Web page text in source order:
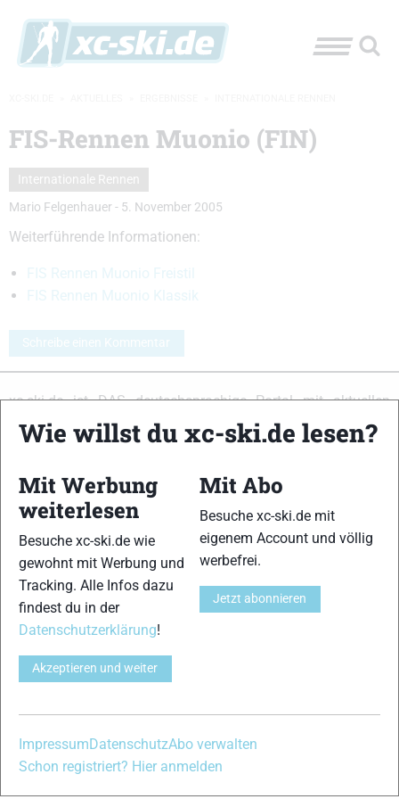
FIS-Rennen Muonio (FIN)
Internationale Rennen
Mario Felgenhauer - 5. November 2005
Weiterführende Informationen:
FIS Rennen Muonio Freistil
FIS Rennen Muonio Klassik
Schreibe einen Kommentar
xc-ski.de ist DAS deutschsprachige Portal mit aktuellen
News aus dem Skilanglauf, Biathlon und der Nordischen
Kombination, einer Loipendatenbank,Langlauf-Community
wissen solltest.
-Anfänger oder Profi-Sportler, wir haben
immer ein offenes Ohr für dich! Du kannst uns jederzeit über
dasKontaktformularerreichen.
Partner
xc-ski.de in Social Media
instagramfacebookspotify x
Wie willst du xc-ski.de lesen?
Mit Werbung
weiterlesen
Besuche xc-ski.de wie
gewohnt mit Werbung und
Tracking. Alle Infos dazu
findest du in der
Datenschutzerklärung!
Akzeptieren und weiter
Mit Abo
Besuche xc-ski.de mit
eigenem Account und völlig
werbefrei.
Jetzt abonnieren
Impressum DatenschutzAbo verwalten
Schon registriert? Hier anmelden